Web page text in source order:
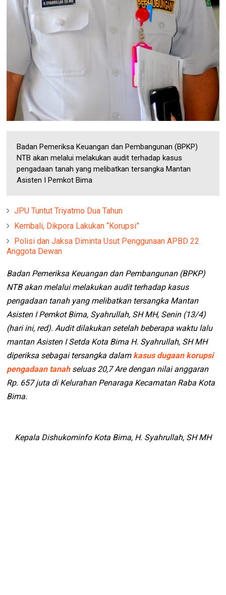
Badan Pemeriksa Keuangan dan Pembangunan (BPKP)
NTB akan melalui melakukan audit terhadap kasus
pengadaan tanah yang melibatkan tersangka Mantan
Asisten I Pemkot Bima
JPU Tuntut Triyatmo Dua Tahun
Kembali, Dikpora Lakukan “Korupsi”
Polisi dan Jaksa Diminta Usut Penggunaan APBD 22
Anggota Dewan
Badan Pemeriksa Keuangan dan Pembangunan (BPKP)
NTB akan melalui melakukan audit terhadap kasus
pengadaan tanah yang melibatkan tersangka Mantan
Asisten I Pemkot Bima, Syahrullah, SH MH, Senin (13/4)
(hari ini, red). Audit dilakukan setelah beberapa waktu lalu
mantan Asisten I Setda Kota Bima H. Syahrullah, SH MH
diperiksa sebagai tersangka dalam kasus dugaan korupsi
pengadaan tanahseluas 20,7 Are dengan nilai anggaran
Rp. 657 juta di Kelurahan Penaraga Kecamatan Raba Kota
Bima.
Kepala Dishukominfo Kota Bima, H. Syahrullah, SH MH